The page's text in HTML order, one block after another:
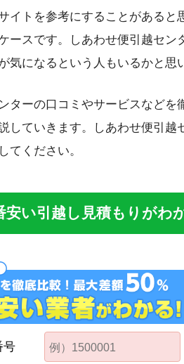
イトを参考にすることがあると
ースです。しあわせ便引越セン
になるという人もいるかと思
ターの口コミやサービスなどを
していきます。しあわせ便引越
てください。
安い引越し見積もりがわ